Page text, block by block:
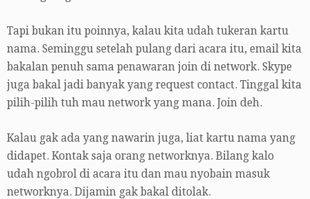
Tapi bukan itu poinnya, kalau kita udah tukeran kartu
nama. Seminggu setelah pulang dari acara itu, email kita
bakalan penuh sama penawaran join di network. Skype
juga bakal jadi banyak yang request contact. Tinggal kita
pilih-pilih tuh mau network yang mana. Join deh.
Kalau gak ada yang nawarin juga, liat kartu nama yang
didapet. Kontak saja orang networknya. Bilang kalo
udah ngobrol di acara itu dan mau nyobain masuk
networknya. Dijamin gak bakal ditolak.